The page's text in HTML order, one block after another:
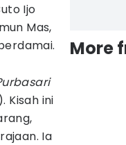
Ijo
Mas,
Kisah ini
Ia
More